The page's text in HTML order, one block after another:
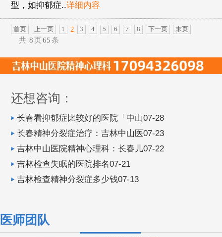
型，如抑郁症..详细内容
首页 上一页 1 2 3 4 5 6 7 8 下一页 末页
共 8 页 65 条
还想咨询：
长春看抑郁症比较好的医院「中山07-28
长春精神分裂症治疗：吉林中山医07-23
吉林中山医院精神心理科：长春儿07-22
吉林检查失眠的医院排名07-21
吉林检查精神分裂症多少钱07-13
医师团队